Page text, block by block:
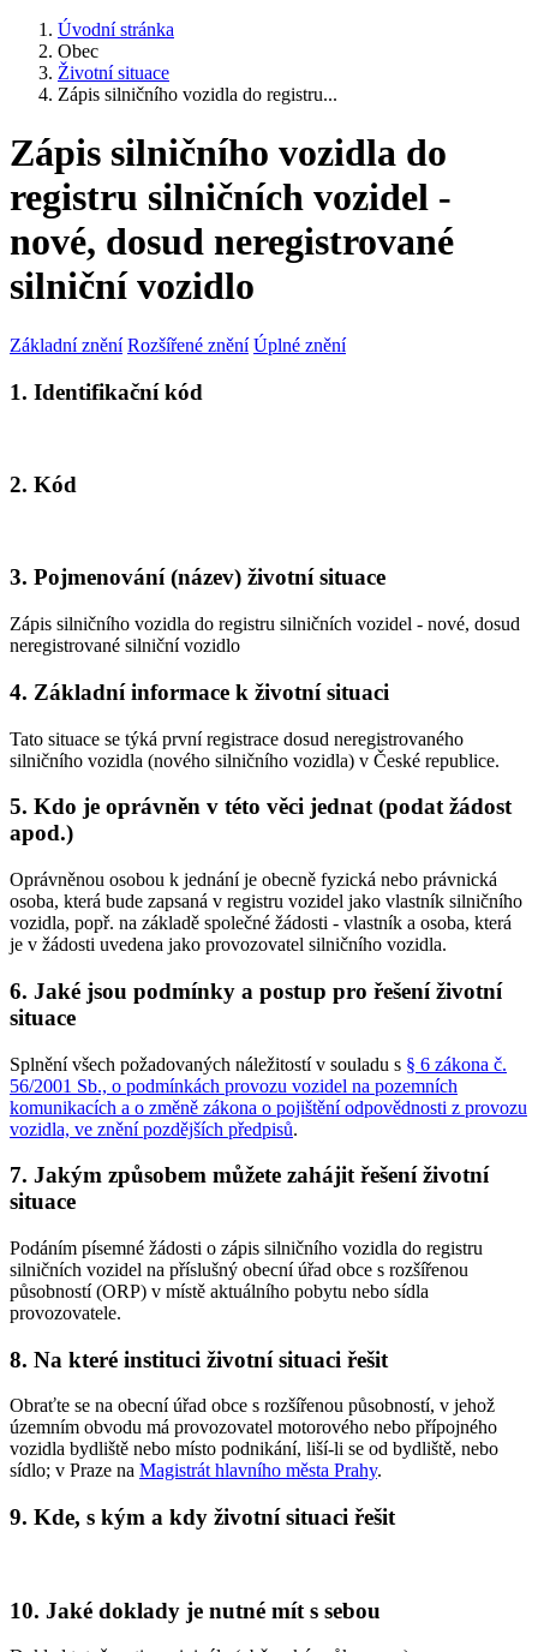
Úvodní stránka
Obec
Životní situace
Zápis silničního vozidla do registru...
Zápis silničního vozidla do
registru silničních vozidel -
nové, dosud neregistrované
silniční vozidlo
Základní znění Rozšířené znění Úplné znění
1. Identifikační kód
2. Kód
3. Pojmenování (název) životní situace
Zápis silničního vozidla do registru silničních vozidel - nové, dosud
neregistrované silniční vozidlo
4. Základní informace k životní situaci
Tato situace se týká první registrace dosud neregistrovaného
silničního vozidla (nového silničního vozidla) v České republice.
5. Kdo je oprávněn v této věci jednat (podat žádost
apod.)
Oprávněnou osobou k jednání je obecně fyzická nebo právnická
osoba, která bude zapsaná v registru vozidel jako vlastník silničního
vozidla, popř. na základě společné žádosti - vlastník a osoba, která
je v žádosti uvedena jako provozovatel silničního vozidla.
6. Jaké jsou podmínky a postup pro řešení životní
situace
Splnění všech požadovaných náležitostí v souladu s § 6 zákona č.
56/2001 Sb., o podmínkách provozu vozidel na pozemních
komunikacích a o změně zákona o pojištění odpovědnosti z provozu
vozidla, ve znění pozdějších předpisů.
7. Jakým způsobem můžete zahájit řešení životní
situace
Podáním písemné žádosti o zápis silničního vozidla do registru
silničních vozidel na příslušný obecní úřad obce s rozšířenou
působností (ORP) v místě aktuálního pobytu nebo sídla
provozovatele.
8. Na které instituci životní situaci řešit
Obraťte se na obecní úřad obce s rozšířenou působností, v jehož
územním obvodu má provozovatel motorového nebo přípojného
vozidla bydliště nebo místo podnikání, liší-li se od bydliště, nebo
sídlo; v Praze na Magistrát hlavního města Prahy.
9. Kde, s kým a kdy životní situaci řešit
10. Jaké doklady je nutné mít s sebou